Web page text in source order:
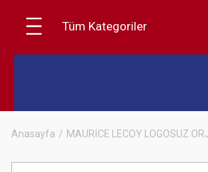
Tüm Kategoriler
Anasayfa MAURİCE LECOY LOGOSUZ